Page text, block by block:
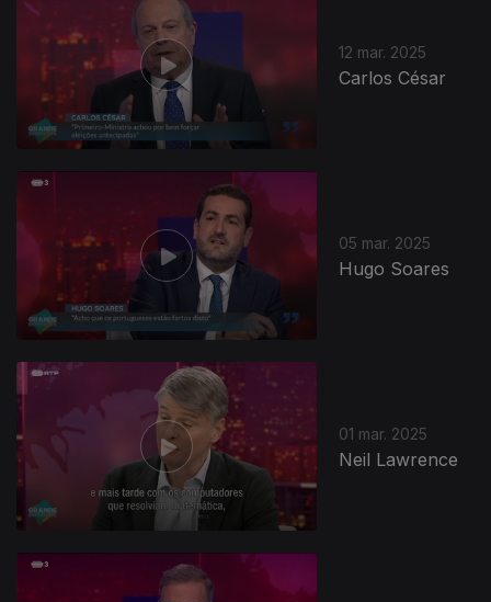
12 mar. 2025
Carlos César
05 mar. 2025
Hugo Soares
01 mar. 2025
Neil Lawrence